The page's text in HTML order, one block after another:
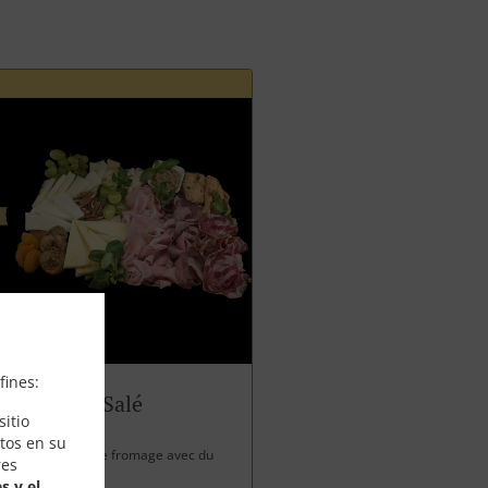
en su
Salé
et de fromage avec du